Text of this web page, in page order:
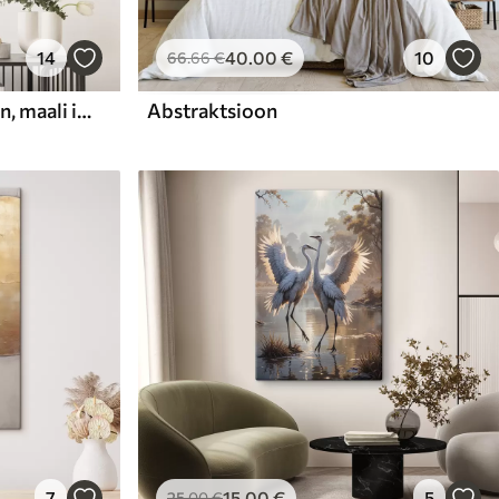
14
Abstraktne kompositsioon, maali imitatsioon
66.66€40.00€ 10
Abstraktsioon